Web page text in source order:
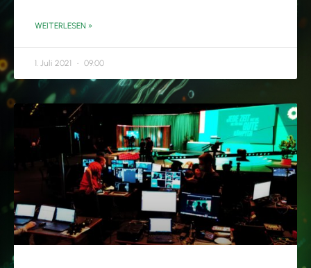
WEITERLESEN »
1. Juli 2021 09:00